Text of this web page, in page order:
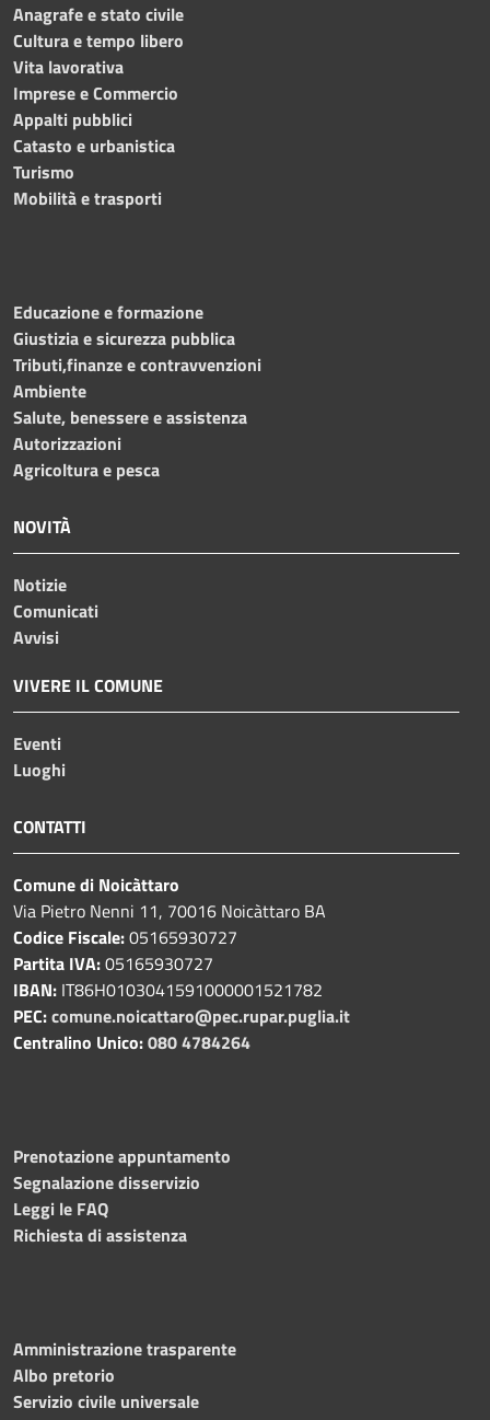
Anagrafe e stato civile
Cultura e tempo libero
Vita lavorativa
Imprese e Commercio
Appalti pubblici
Catasto e urbanistica
Turismo
Mobilità e trasporti
Educazione e formazione
Giustizia e sicurezza pubblica
Tributi,finanze e contravvenzioni
Ambiente
Salute, benessere e assistenza
Autorizzazioni
Agricoltura e pesca
NOVITÀ
Notizie
Comunicati
Avvisi
VIVERE IL COMUNE
Eventi
Luoghi
CONTATTI
Comune di Noicàttaro
Via Pietro Nenni 11, 70016 Noicàttaro BA
Codice Fiscale:05165930727
Partita IVA:05165930727
IBAN: IT86H0103041591000001521782
PEC:comune.noicattaro@pec.rupar.puglia.it
Centralino Unico:080 4784264
Prenotazione appuntamento
Segnalazione disservizio
Leggi le FAQ
Richiesta di assistenza
Amministrazione trasparente
Albo pretorio
Servizio civile universale